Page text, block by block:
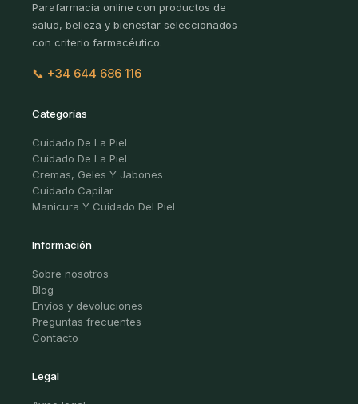
Parafarmacia online con productos de
salud, belleza y bienestar seleccionados
con criterio farmacéutico.
📞 +34 644 686 116
Categorías
Cuidado De La Piel
Cuidado De La Piel
Cremas, Geles Y Jabones
Cuidado Capilar
Manicura Y Cuidado Del Piel
Información
Sobre nosotros
Blog
Envíos y devoluciones
Preguntas frecuentes
Contacto
Legal